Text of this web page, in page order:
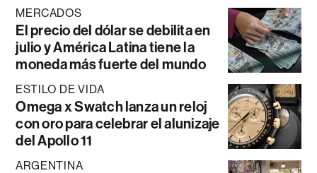
MERCADOS
El precio del dólar se debilita en
julio y América Latina tiene la
moneda más fuerte del mundo
ESTILO DE VIDA
Omega x Swatch lanza un reloj
con oro para celebrar el alunizaje
del Apollo 11
ARGENTINA